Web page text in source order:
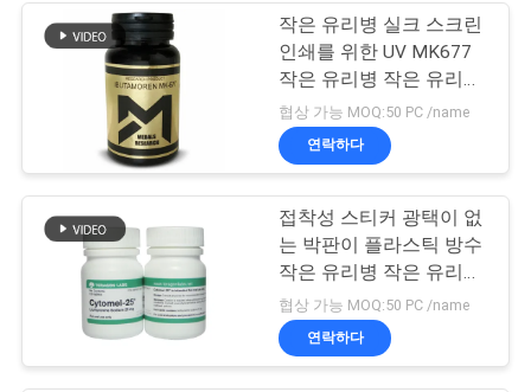
여
여
약병 라벨
10mL 작은 유리병
상표
139
작은 유리병 실크 스크린
인쇄를 위한 UV MK677
작은 유리병 작은 유리병
상표 Pvc 물자를 더럽히
십시오
협상 가능 MOQ:50 PC /name
연락하다
접착성 스티커 광택이 없
는 박판이 플라스틱 방수
작은 유리병 작은 유리병
에 의하여 레테르를 붙입
니다
협상 가능 MOQ:50 PC /name
연락하다